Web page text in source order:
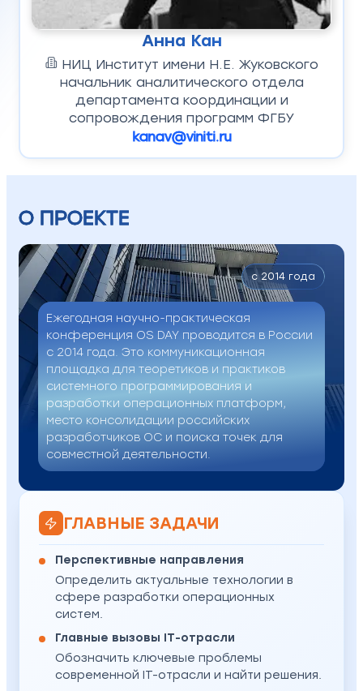
Анна Кан
НИЦ Институт имени Н.Е. Жуковского
начальник аналитического отдела
департамента координации и
сопровождения программ ФГБУ
kanav@viniti.ru
О ПРОЕКТЕ
c 2014 года
Ежегодная научно-практическая
конференция OS DAY проводится в России
с 2014 года. Это коммуникационная
площадка для теоретиков и практиков
системного программирования и
разработки операционных платформ,
место консолидации российских
разработчиков ОС и поиска точек для
совместной деятельности.
ГЛАВНЫЕ ЗАДАЧИ
Перспективные направления
Определить актуальные технологии в
сфере разработки операционных
систем.
Главные вызовы IT-отрасли
Обозначить ключевые проблемы
современной IT-отрасли и найти решения.